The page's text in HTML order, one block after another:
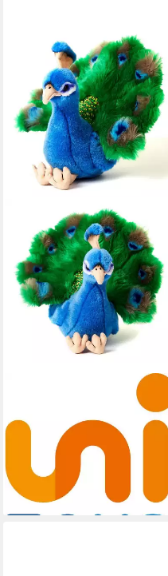
verschiedene Größen -
Plüsch-Vogel - Plüschtier, zu
100 % recyceltes Füllmaterial
24,95 €
lieferbar - in 5-6 Werktagen bei dir